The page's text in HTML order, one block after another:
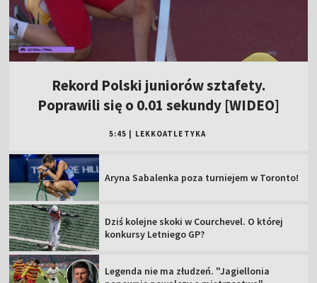
Rekord Polski juniorów sztafety.
Poprawili się o 0.01 sekundy [WIDEO]
5:45 LEKKOATLETYKA
Aryna Sabalenka poza turniejem w Toronto!
Dziś kolejne skoki w Courchevel. O której
konkursy Letniego GP?
Legenda nie ma złudzeń. "Jagiellonia